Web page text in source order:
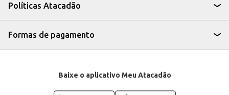
Políticas Atacadão
Formas de pagamento
Baixe o aplicativo Meu Atacadão